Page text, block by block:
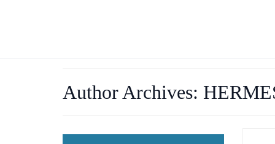
Author Archives: